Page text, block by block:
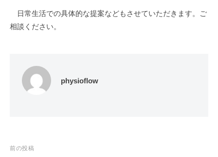
日常生活での具体的な提案などもさせていただきます。ご
相談ください。
physioflow
投
前の投稿